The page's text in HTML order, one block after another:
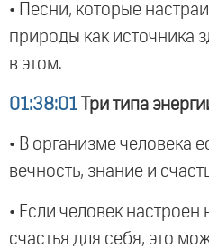
• Песни, которые
природы как источника
в этом.
01:38:01 Три типа
• В организме человека
вечность, знание и
• Если человек настроен
счастья для себя, это